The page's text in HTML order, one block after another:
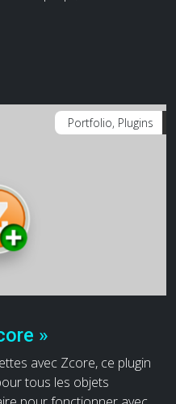
Portfolio, Plugins
»
avec Zcore, ce plugin
tous les objets